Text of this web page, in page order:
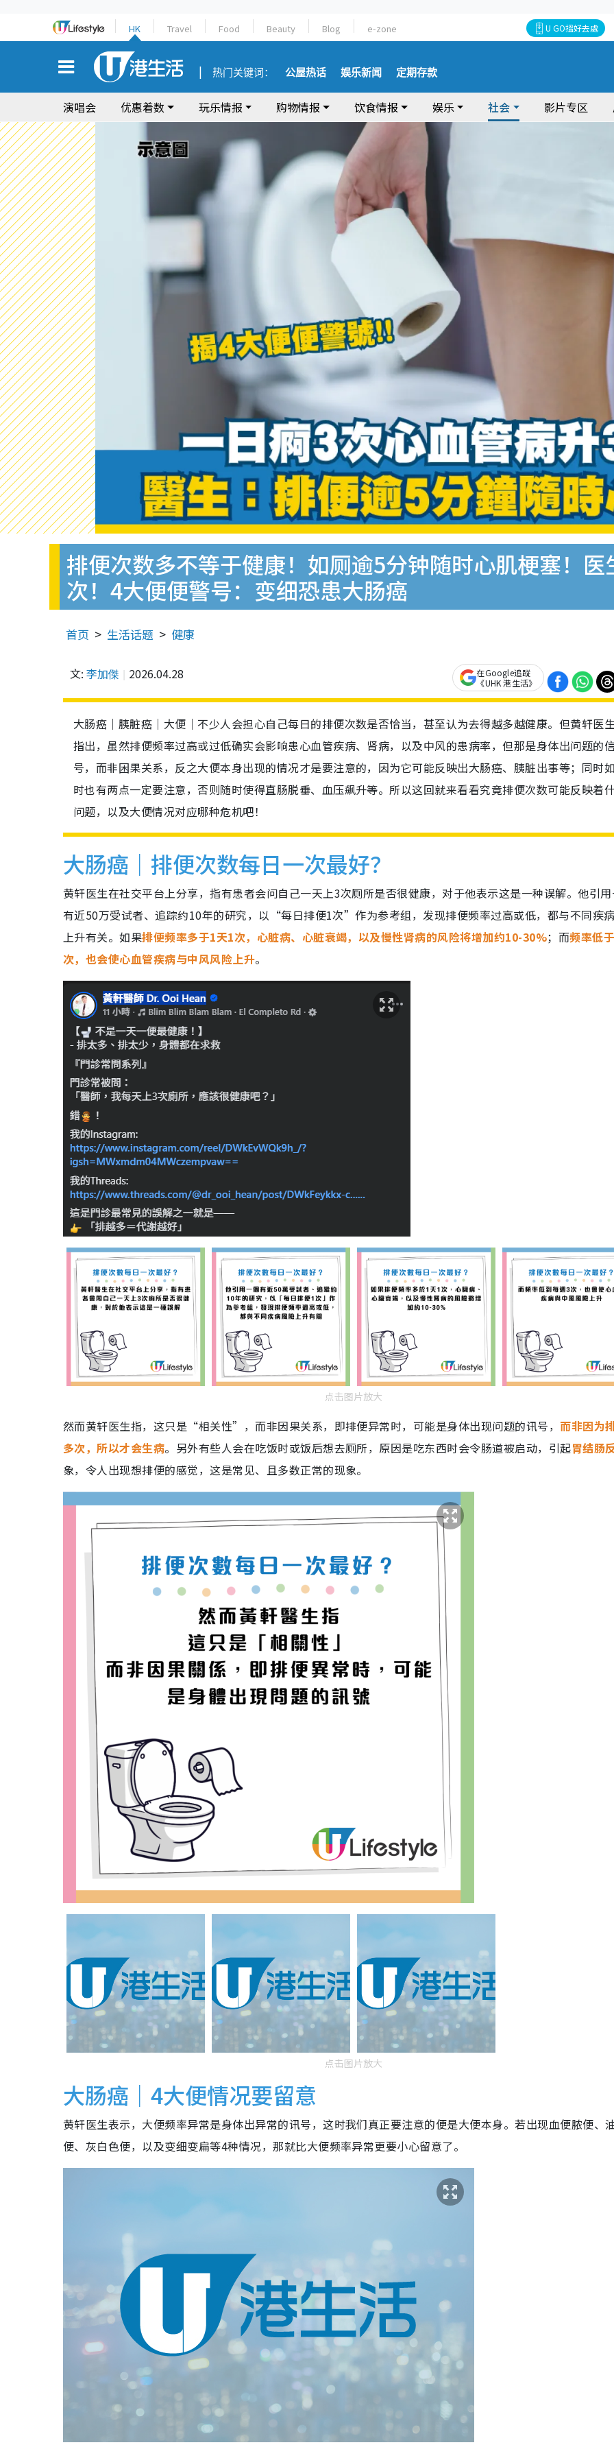
HK Travel Food Beauty Blog e-zone U GO搵好去處
热门关键词： 公屋热话 娱乐新闻 定期存款
演唱会 优惠着数 玩乐情报 购物情报 饮食情报 娱乐 社会 影片专区
排便次数多不等于健康！如厕逾5分钟随时心肌梗塞
次！4大便便警号：变细恐患大肠癌
首页 生活话题 健康
文: 李加傑 2026.04.28
在Google追蹤
《UHK 港生活》
大肠癌｜胰脏癌｜大便｜不少人会担心自己每日的排便次数是否恰当，甚至认为去得越多越健康。但黄轩医
指出，虽然排便频率过高或过低确实会影响患心血管疾病、肾病，以及中风的患病率，但那是身体出问题的
号，而非困果关系，反之大便本身出现的情况才是要注意的，因为它可能反映出大肠癌、胰脏出事等；同时
时也有两点一定要注意，否则随时使得直肠脱垂、血压飙升等。所以这回就来看看究竟排便次数可能反映着
问题，以及大便情况对应哪种危机吧！
大肠癌｜排便次数每日一次最好？
黄轩医生在社交平台上分享，指有患者会问自己一天上3次厕所是否很健康，对于他表示这是一种误解。他引
有近50万受试者、追踪约10年的研究，以“每日排便1次”作为参考组，发现排便频率过高或低，都与不同疾
上升有关。如果排便频率多于1天1次，心脏病、心脏衰竭，以及慢性肾病的风险将增加约10-30%；而频率低
次，也会使心血管疾病与中风风险上升。
点击图片放大
然而黄轩医生指，这只是“相关性”，而非因果关系，即排便异常时，可能是身体出现问题的讯号， 而非因为
多次，所以才会生病。另外有些人会在吃饭时或饭后想去厕所，原因是吃东西时会令肠道被启动，引起胃结肠
象，令人出现想排便的感觉，这是常见、且多数正常的现象。
点击图片放大
大肠癌｜4大便情况要留意
黄轩医生表示，大便频率异常是身体出异常的讯号，这时我们真正要注意的便是大便本身。若出现血便脓便、
便、灰白色便，以及变细变扁等4种情况，那就比大便频率异常更要小心留意了。